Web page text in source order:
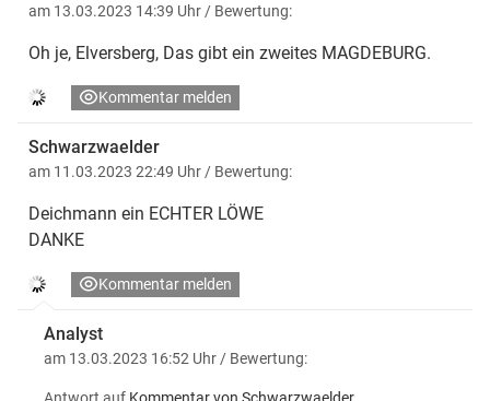
am 13.03.2023 14:39 Uhr / Bewertung:
Oh je, Elversberg, Das gibt ein zweites MAGDEBURG.
Kommentar melden
Schwarzwaelder
am 11.03.2023 22:49 Uhr / Bewertung:
Deichmann ein ECHTER LÖWE
DANKE
Kommentar melden
Analyst
am 13.03.2023 16:52 Uhr / Bewertung: